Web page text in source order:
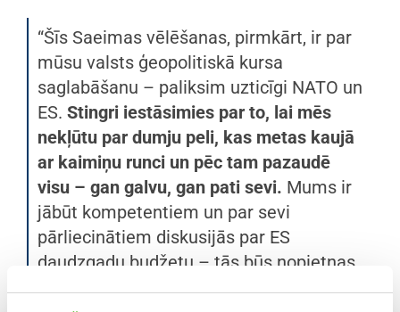
“Šīs Saeimas vēlēšanas, pirmkārt, ir par
mūsu valsts ģeopolitiskā kursa
saglabāšanu – paliksim uzticīgi NATO un
ES. Stingri iestāsimies par to, lai mēs
nekļūtu par dumju peli, kas metas kaujā
ar kaimiņu runci un pēc tam pazaudē
visu – gan galvu, gan pati sevi. Mums ir
jābūt kompetentiem un par sevi
pārliecinātiem diskusijās par ES
daudzgadu budžetu – tās būs nopietnas